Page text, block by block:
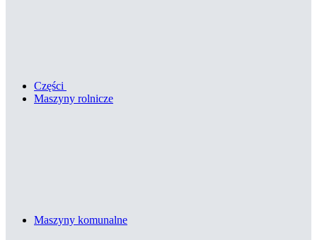
Części
Maszyny rolnicze
Maszyny komunalne